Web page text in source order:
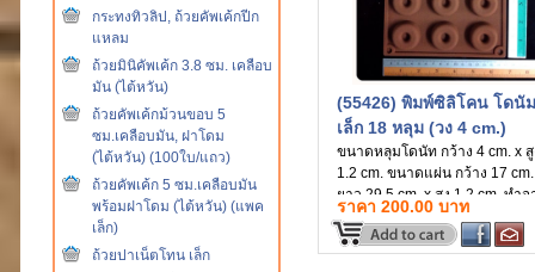
กระทงทิวลิป, ถ้วยคัพเค้กปีก
แหลม
ถ้วยมินิคัพเค้ก 3.8 ซม. เคลือบ
มัน (ไต้หวัน)
ถ้วยคัพเค้กม้วนขอบ 5
ซม.เคลือบมัน, ฝาโดม
(ไต้หวัน) (100ใบ/แถว)
ถ้วยคัพเค้ก 5 ซม.เคลือบมัน
พร้อมฝาโดม (ไต้หวัน) (แพค
เล็ก)
ถ้วยปาเน็ตโทน เล็ก
(55426) พิมพ์ซิลิโคน โดนัม
เล็ก 18 หลุม (วง 4 cm.)
ขนาดหลุมโดนัท กว้าง 4 cm. x สู
1.2 cm. ขนาดแผ่น กว้าง 17
ยาว 29.5 cm. x สูง 1.2 cm. ทำ
ลิโคน สามารถเข้าเตาอบได้ ทน
อุณหภูมิ -40 องศาเซลเซียส ถึง
องศาเซลเซียส
ราคา 200.00 บาท